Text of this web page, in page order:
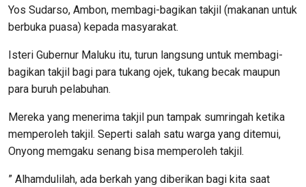
Yos Sudarso, Ambon, membagi-bagikan takjil (makanan untuk
berbuka puasa) kepada masyarakat.
Isteri Gubernur Maluku itu, turun langsung untuk membagi-
bagikan takjil bagi para tukang ojek, tukang becak maupun
para buruh pelabuhan.
Mereka yang menerima takjil pun tampak sumringah ketika
memperoleh takjil. Seperti salah satu warga yang ditemui,
Onyong memgaku senang bisa memperoleh takjil.
” Alhamdulilah, ada berkah yang diberikan bagi kita saat